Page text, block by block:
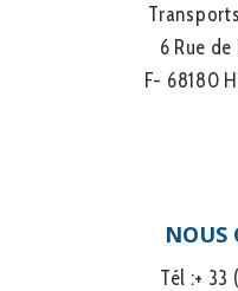
6 Rue
F- 68180
NOUS
Tél :+ 33